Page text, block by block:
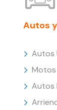
Autos
Autos
Motos
Autos